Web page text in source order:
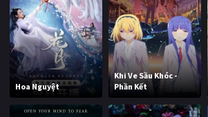
Hoa Nguyệt
Khi Ve Sầu Khóc -
Phần Kết